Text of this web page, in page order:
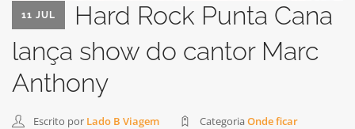
SEARCH SITE
11 JUL
Hard Rock Punta Cana
lança show do cantor Marc
Anthony
Escrito por Lado B Viagem Categoria Onde ficar